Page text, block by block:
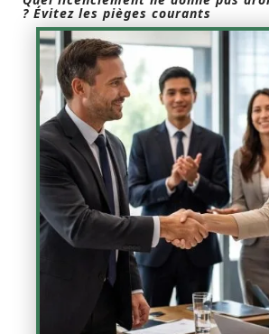
? Évitez les pièges courants